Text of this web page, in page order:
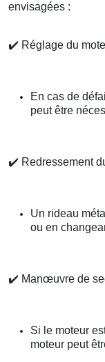
envisagées :
✔️ Réglage du
En cas de
peut être
✔️ Redressement
Un rideau
ou en
✔️ Manœuvre de
Si le moteur
moteur peut